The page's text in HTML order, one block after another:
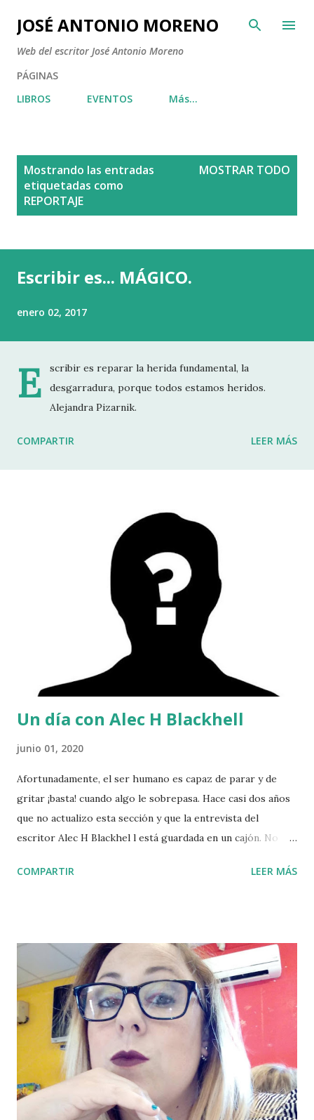
Ir al contenido principal
JOSÉ ANTONIO MORENO
Web del escritor José Antonio Moreno
PÁGINAS
LIBROS
EVENTOS Más…
Mostrando las entradas
etiquetadas como
REPORTAJE
MOSTRAR TODO
Escribir es... MÁGICO.
enero 02, 2017
E
scribir es reparar la herida fundamental, la
desgarradura, porque todos estamos heridos.
Alejandra Pizarnik.
COMPARTIR LEER MÁS
Un día con Alec H Blackhell
junio 01, 2020
Afortunadamente, el ser humano es capaz de parar y de
gritar ¡basta! cuando algo le sobrepasa. Hace casi dos años
que no actualizo esta sección y que la entrevista del
escritor Alec H Blackhel l está guardada en un cajón. No
fuerzas. Pero soy un hombre de palabra. Y por ello, y a
igual, la de un hombre aficionado a la literatura y a la
creación de grandes historias. J: ¿Quién es Alec H
Blackhell? Cuéntame un poquito de ti. A: Empiezas con una
pregunta complicada, ya que Alec no es más que un
seudónimo. Pero si me preguntas quién está detrás de Alec,
te puedo decir que hay un joven voraz al que le encanta
leer, escribir e inventar historias fuera de lo común; un
hombre sensible, fan de los animales (de hecho dos de mis
novelas las inspiraron mis mas...
COMPARTIR LEER MÁS